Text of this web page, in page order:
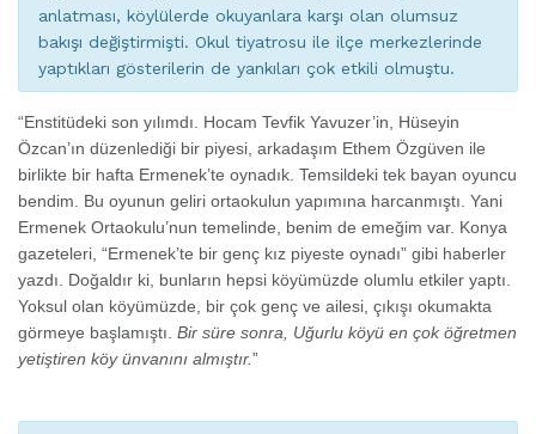
anlatması, köylülerde okuyanlara karşı olan olumsuz
bakışı değiştirmişti. Okul tiyatrosu ile ilçe merkezlerinde
yaptıkları gösterilerin de yankıları çok etkili olmuştu.
“Enstitüdeki son yılımdı. Hocam Tevfik Yavuzer’in, Hüseyin
Özcan’ın düzenlediği bir piyesi, arkadaşım Ethem Özgüven ile
birlikte bir hafta Ermenek’te oynadık. Temsildeki tek bayan oyuncu
bendim. Bu oyunun geliri ortaokulun yapımına harcanmıştı. Yani
Ermenek Ortaokulu’nun temelinde, benim de emeğim var. Konya
gazeteleri, “Ermenek’te bir genç kız piyeste oynadı” gibi haberler
yazdı. Doğaldır ki, bunların hepsi köyümüzde olumlu etkiler yaptı.
Yoksul olan köyümüzde, bir çok genç ve ailesi, çıkışı okumakta
görmeye başlamıştı. Bir süre sonra, Uğurlu köyü en çok öğretmen
yetiştiren köy ünvanını almıştır.”